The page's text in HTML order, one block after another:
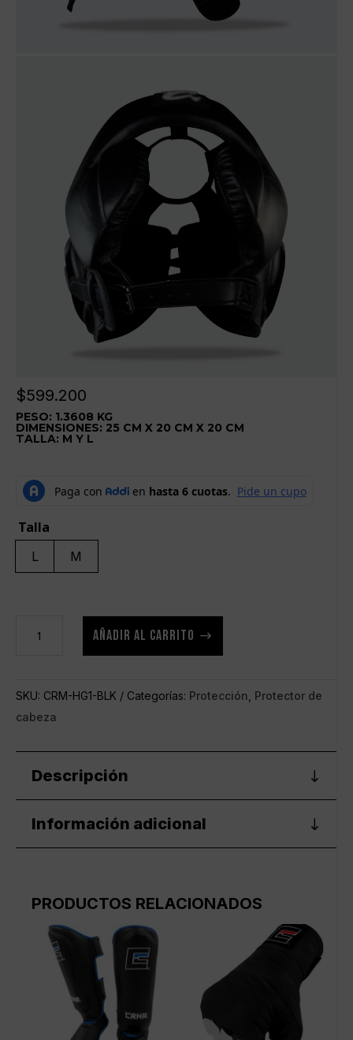
$599.200
PESO: 1.3608 KG
DIMENSIONES: 25 CM X 20 CM X 20 CM
TALLA: M Y L
Talla
L M
CREAM
Negro
AÑADIR AL CARRITO
SKU: CRM-HG1-BLK Categorías: Protección Protector de
cabeza
Descripción
Información adicional
PRODUCTOS RELACIONADOS